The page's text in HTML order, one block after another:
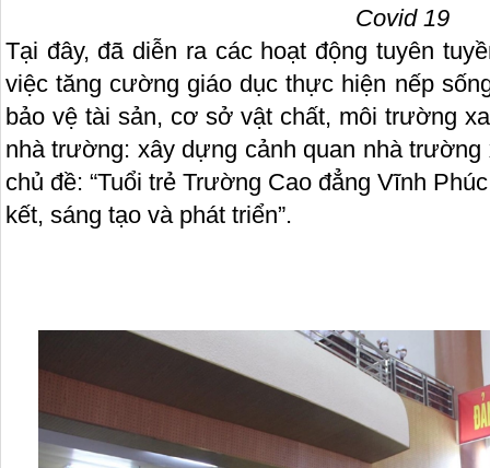
Covid 19
Tại đây, đã diễn ra các hoạt động tuyên
việc tăng cường giáo dục thực hiện nếp
bảo vệ tài sản, cơ sở vật chất, môi trường
nhà trường: xây dựng cảnh quan nhà
chủ đề: “Tuổi trẻ Trường Cao đẳng Vĩnh
kết, sáng tạo và phát triển”.